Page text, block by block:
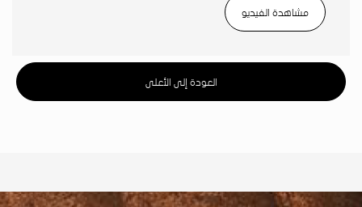
مشاهدة الفيديو
العودة إلى الأعلى